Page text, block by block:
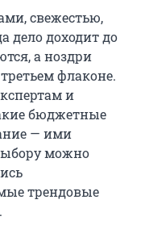
свежестью,
дело доходит до
а ноздри
флаконе.
и
бюджетные
— ими
можно
трендовые